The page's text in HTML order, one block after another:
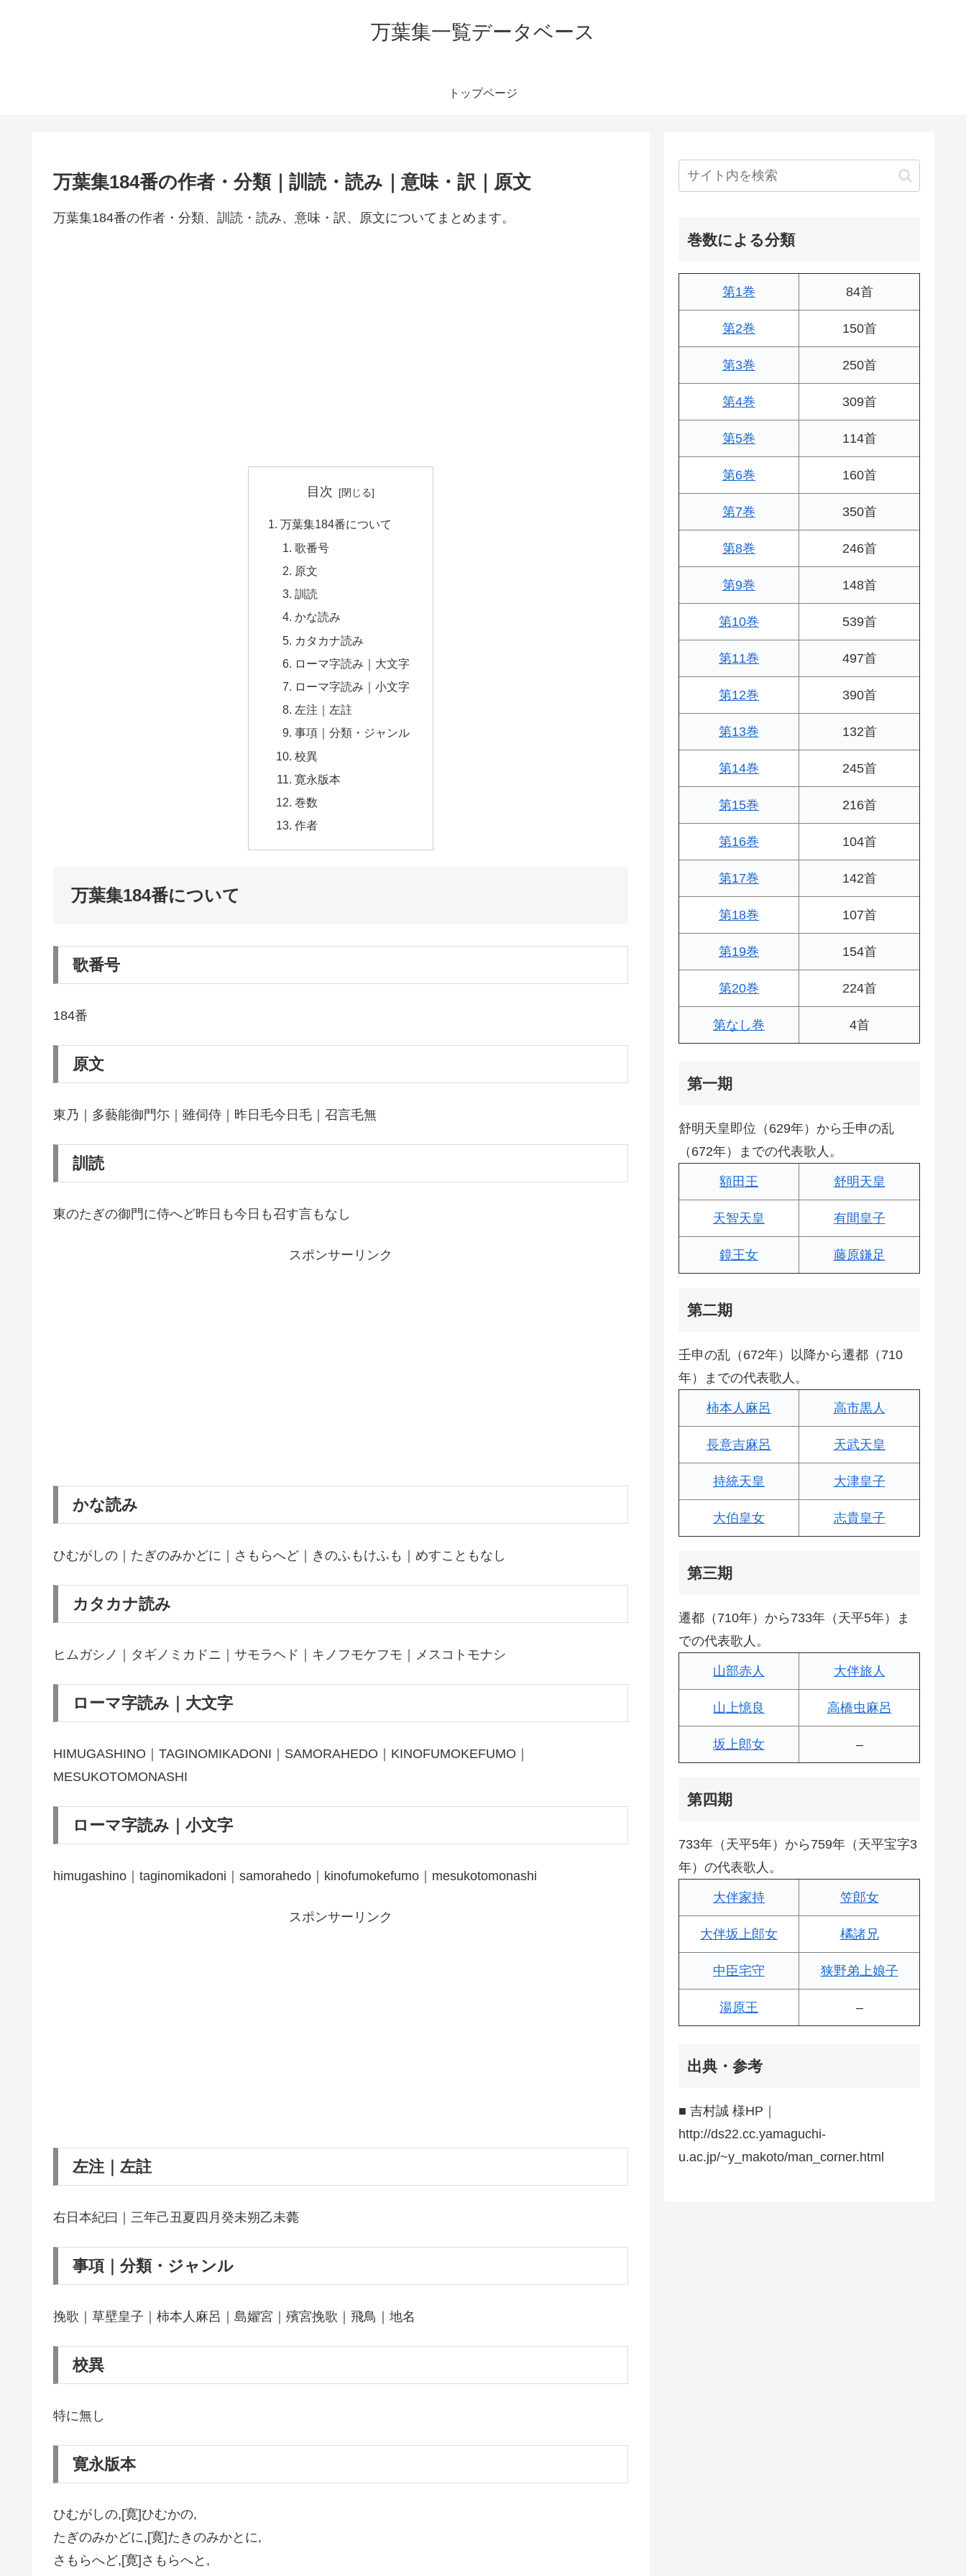
万葉集一覧データベース
トップページ
万葉集184番の作者・分類｜訓読・読み｜意味・訳｜原文
万葉集184番の作者・分類、訓読・読み、意味・訳、原文についてまとめます。
目次
万葉集184番について
歌番号
原文
訓読
かな読み
カタカナ読み
ローマ字読み｜大文字
ローマ字読み｜小文字
左注｜左註
事項｜分類・ジャンル
校異
寛永版本
巻数
作者
万葉集184番について
歌番号
184番
原文
東乃｜多藝能御門尓｜雖伺侍｜昨日毛今日毛｜召言毛無
訓読
東のたぎの御門に侍へど昨日も今日も召す言もなし
スポンサーリンク
かな読み
ひむがしの｜たぎのみかどに｜さもらへど｜きのふもけふも｜めすこともなし
カタカナ読み
ヒムガシノ｜タギノミカドニ｜サモラヘド｜キノフモケフモ｜メスコトモナシ
ローマ字読み｜大文字
HIMUGASHINO｜TAGINOMIKADONI｜SAMORAHEDO｜KINOFUMOKEFUMO｜
MESUKOTOMONASHI
ローマ字読み｜小文字
himugashino｜taginomikadoni｜samorahedo｜kinofumokefumo｜mesukotomonashi
スポンサーリンク
左注｜左註
右日本紀曰｜三年己丑夏四月癸未朔乙未薨
事項｜分類・ジャンル
挽歌｜草壁皇子｜柿本人麻呂｜島嬥宮｜殯宮挽歌｜飛鳥｜地名
校異
特に無し
寛永版本
ひむがしの,[寛]ひむかの,
たぎのみかどに,[寛]たきのみかとに,
さもらへど,[寛]さもらへと,
巻数による分類
第1巻 84首
第2巻 150首
第3巻 250首
第4巻 309首
第5巻 114首
第6巻 160首
第7巻 350首
第8巻 246首
第9巻 148首
第10巻 539首
第11巻 497首
第12巻 390首
第13巻 132首
第14巻 245首
第15巻 216首
第16巻 104首
第17巻 142首
第18巻 107首
第19巻 154首
第20巻 224首
第なし巻 4首
第一期
舒明天皇即位（629年）から壬申の乱
（672年）までの代表歌人。
額田王 舒明天皇
天智天皇 有間皇子
鏡王女 藤原鎌足
第二期
壬申の乱（672年）以降から遷都（710
年）までの代表歌人。
柿本人麻呂 高市黒人
長意吉麻呂 天武天皇
持統天皇 大津皇子
大伯皇女 志貴皇子
第三期
遷都（710年）から733年（天平5年）ま
での代表歌人。
山部赤人 大伴旅人
山上憶良 高橋虫麻呂
坂上郎女 –
第四期
733年（天平5年）から759年（天平宝字3
年）の代表歌人。
大伴家持 笠郎女
大伴坂上郎女 橘諸兄
中臣宅守 狭野弟上娘子
湯原王 –
出典・参考
■ 吉村誠 様HP｜
http://ds22.cc.yamaguchi-
u.ac.jp/~y_makoto/man_corner.html